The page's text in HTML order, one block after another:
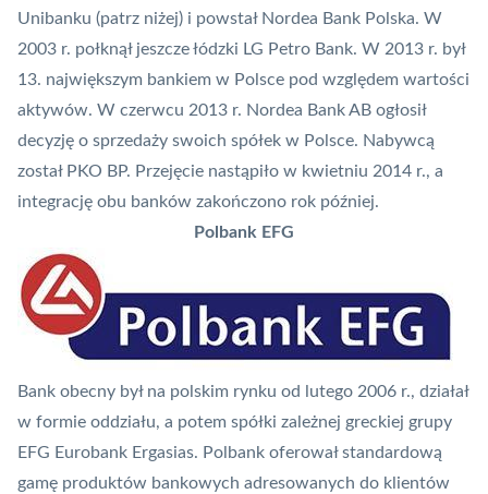
Unibanku (patrz niżej) i powstał Nordea Bank Polska. W
2003 r. połknął jeszcze łódzki LG Petro Bank. W 2013 r. był
13. największym bankiem w Polsce pod względem wartości
aktywów. W czerwcu 2013 r. Nordea Bank AB ogłosił
decyzję o sprzedaży swoich spółek w Polsce. Nabywcą
został PKO BP. Przejęcie nastąpiło w kwietniu 2014 r., a
integrację obu banków zakończono rok później.
Polbank EFG
Bank obecny był na polskim rynku od lutego 2006 r., działał
w formie oddziału, a potem spółki zależnej greckiej grupy
EFG Eurobank Ergasias. Polbank oferował standardową
gamę produktów bankowych adresowanych do klientów